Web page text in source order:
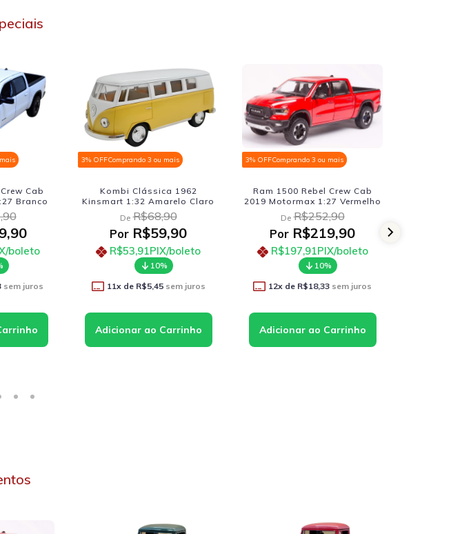
Cab
Branco
boleto
sem juros
3% OFFComprando 3 ou mais
Kombi Clássica 1962
Kinsmart 1:32 Amarelo Claro
De R$68,90
Por R$59,90
R$53,91PIX/boleto
10%
11x de R$5,45sem juros
3% OFFComprando 3 ou mais
Ram 1500 Rebel Crew Cab
2019 Motormax 1:27 Vermelho
De R$252,90
Por R$219,90
R$197,91PIX/boleto
10%
12x de R$18,33 sem juros